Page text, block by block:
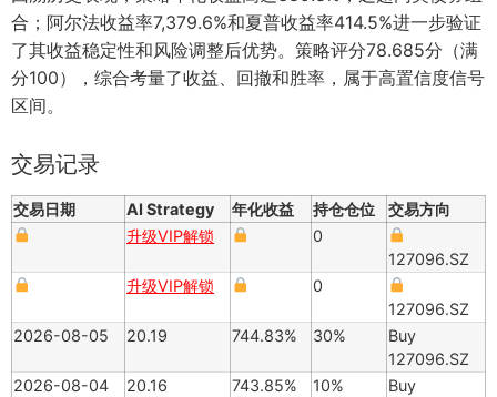
合；阿尔法收益率7,379.6%和夏普收益率414.5%进一步验证
了其收益稳定性和风险调整后优势。策略评分78.685分（满
分100），综合考量了收益、回撤和胜率，属于高置信度信号
区间。
交易记录
交易日期 AI Strategy 年化收益 持仓仓位
交易方向
升级VIP解锁
0
127096.SZ
升级VIP解锁
0
127096.SZ
2026-08-05
20.19 744.83% 30%
Buy
127096.SZ
2026-08-04
20.16 743.85% 10%
Buy